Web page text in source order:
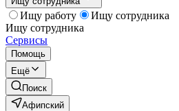
Ищу работу
Ищу сотрудника
Ищу сотрудника
Сервисы
Помощь
Ещё
Поиск
Афипский